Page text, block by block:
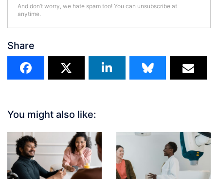
And don’t worry, we hate spam too! You can unsubscribe at
anytime.
Share
You might also like: